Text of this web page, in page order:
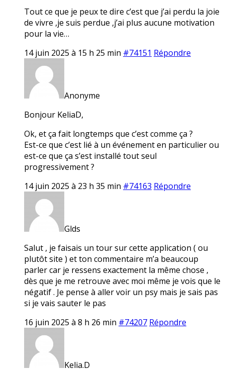
Tout ce que je peux te dire c’est que j’ai perdu la joie
de vivre ,je suis perdue ,j’ai plus aucune motivation
pour la vie…
14 juin 2025 à 15 h 25 min #74151 Répondre
Anonyme
Bonjour KeliaD,
Ok, et ça fait longtemps que c’est comme ça ?
Est-ce que c’est lié à un événement en particulier ou
est-ce que ça s’est installé tout seul
progressivement ?
14 juin 2025 à 23 h 35 min #74163 Répondre
Glds
Salut , je faisais un tour sur cette application ( ou
plutôt site ) et ton commentaire m’a beaucoup
parler car je ressens exactement la même chose ,
dès que je me retrouve avec moi même je vois que le
négatif . Je pense à aller voir un psy mais je sais pas
si je vais sauter le pas
16 juin 2025 à 8 h 26 min #74207 Répondre
Kelia.D